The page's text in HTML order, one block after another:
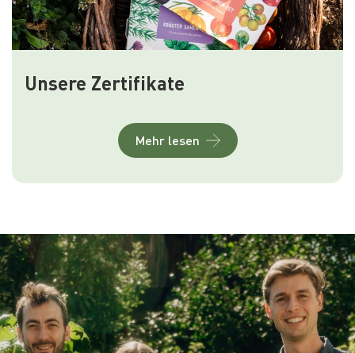
Unsere Zertifikate
Mehr lesen